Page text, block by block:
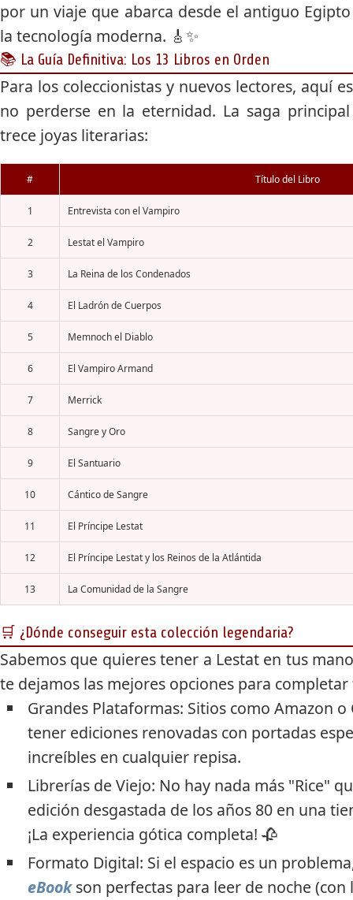
por un viaje que abarca desde el antiguo
la tecnología moderna. 🎸✨
📚 La Guía Definitiva: Los 13 Libros en Orden
Para los coleccionistas y nuevos lectores, aquí
no perderse en la eternidad. La saga
trece joyas literarias:
# Título del Libro
1 Entrevista con el Vampiro
2 Lestat el Vampiro
3 La Reina de los Condenados
4 El Ladrón de Cuerpos
5 Memnoch el Diablo
6 El Vampiro Armand
7 Merrick
8 Sangre y Oro
9 El Santuario
10 Cántico de Sangre
11 El Príncipe Lestat
12 El Príncipe Lestat y los Reinos de la Atlántida
13 La Comunidad de la Sangre
🛒 ¿Dónde conseguir esta colección legendaria?
Sabemos que quieres tener a Lestat en tus
te dejamos las mejores opciones para
Grandes Plataformas: Sitios como Amazon o
tener ediciones renovadas con portadas
increíbles en cualquier repisa.
Librerías de Viejo: No hay nada más "Rice"
edición desgastada de los años 80 en una
¡La experiencia gótica completa! 🥀
Formato Digital: Si el espacio es un
eBookson perfectas para leer de noche (con